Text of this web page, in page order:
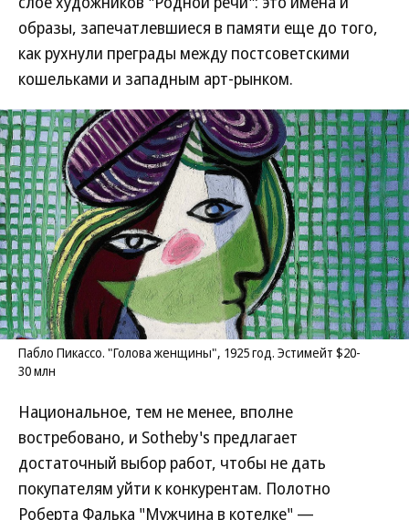
образы, запечатлевшиеся в памяти еще до того,
как рухнули преграды между постсоветскими
кошельками и западным арт-рынком.
Пабло Пикассо. "Голова женщины", 1925 год. Эстимейт $20-
30 млн
Национальное, тем не менее, вполне
востребовано, и Sotheby's предлагает
достаточный выбор работ, чтобы не дать
покупателям уйти к конкурентам. Полотно
Роберта Фалька "Мужчина в котелке" —